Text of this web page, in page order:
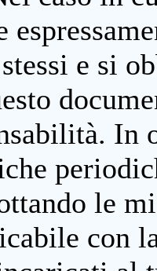
e si
In
le
con